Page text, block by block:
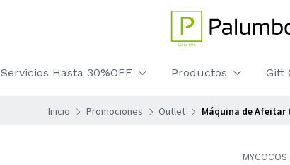
Servicios Hasta 30%OFF Productos Gift
Inicio Promociones Outlet Máquina de Afeitar
MYCOCOS